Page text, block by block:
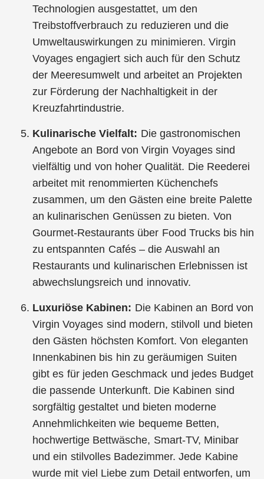
Technologien ausgestattet, um den
Treibstoffverbrauch zu reduzieren und die
Umweltauswirkungen zu minimieren. Virgin
Voyages engagiert sich auch für den Schutz
der Meeresumwelt und arbeitet an Projekten
zur Förderung der Nachhaltigkeit in der
Kreuzfahrtindustrie.
Kulinarische Vielfalt: Die gastronomischen
Angebote an Bord von Virgin Voyages sind
vielfältig und von hoher Qualität. Die Reederei
arbeitet mit renommierten Küchenchefs
zusammen, um den Gästen eine breite Palette
an kulinarischen Genüssen zu bieten. Von
Gourmet-Restaurants über Food Trucks bis hin
zu entspannten Cafés – die Auswahl an
Restaurants und kulinarischen Erlebnissen ist
abwechslungsreich und innovativ.
Luxuriöse Kabinen: Die Kabinen an Bord von
Virgin Voyages sind modern, stilvoll und bieten
den Gästen höchsten Komfort. Von eleganten
Innenkabinen bis hin zu geräumigen Suiten
gibt es für jeden Geschmack und jedes Budget
die passende Unterkunft. Die Kabinen sind
sorgfältig gestaltet und bieten moderne
Annehmlichkeiten wie bequeme Betten,
hochwertige Bettwäsche, Smart-TV, Minibar
und ein stilvolles Badezimmer. Jede Kabine
wurde mit viel Liebe zum Detail entworfen, um